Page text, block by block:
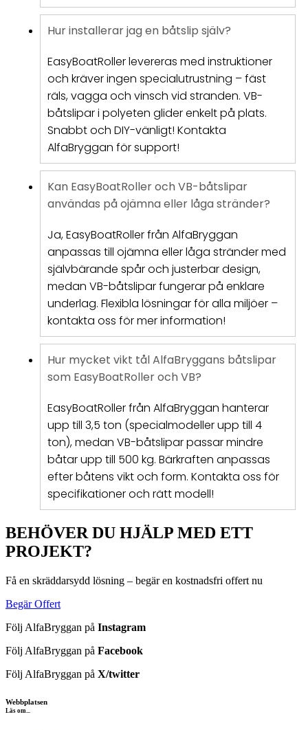
Hur installerar jag en båtslip själv?
EasyBoatRoller levereras med instruktioner
och kräver ingen specialutrustning – fäst
räls, vagga och vinsch vid stranden. VB-
båtslipar i polyeten glider enkelt på plats.
Snabbt och DIY-vänligt! Kontakta
AlfaBryggan för support!
Kan EasyBoatRoller och VB-båtslipar
användas på ojämna eller låga stränder?
Ja, EasyBoatRoller från AlfaBryggan
anpassas till ojämna eller låga stränder med
självbärande spår och justerbar design,
medan VB-båtslipar fungerar på enklare
underlag. Flexibla lösningar för alla miljöer –
kontakta oss för mer information!
Hur mycket vikt tål AlfaBryggans båtslipar
som EasyBoatRoller och VB?
EasyBoatRoller från AlfaBryggan hanterar
upp till 3,5 ton (specialmodeller upp till 4
ton), medan VB-båtslipar passar mindre
båtar upp till 500 kg. Bärkraften anpassas
efter båtens vikt och form. Kontakta oss för
specifikationer och rätt modell!
BEHÖVER DU HJÄLP MED ETT
PROJEKT?
Få en skräddarsydd lösning – begär en kostnadsfri offert nu
Begär Offert
Följ AlfaBryggan på Instagram
Följ AlfaBryggan på Facebook
Följ AlfaBryggan på X/twitter
Webbplatsen
Läs om...